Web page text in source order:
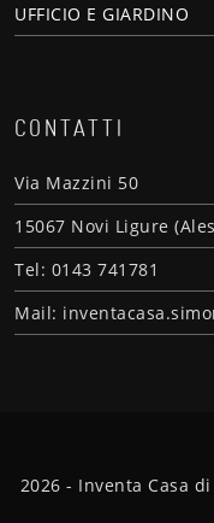
UFFICIO E GIARDINO
CONTATTI
Via Mazzini 50
15067 Novi Ligure
Tel: 0143 741781
Mail:
2026 - Inventa Casa